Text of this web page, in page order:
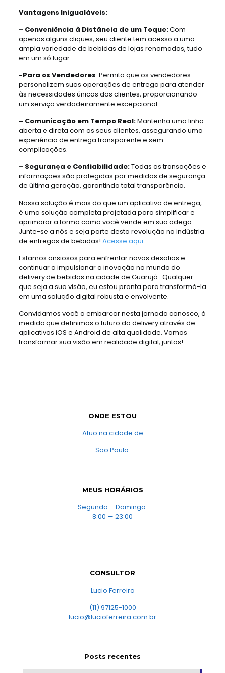
Vantagens Inigualáveis:
– Conveniência à Distância de um Toque:Com
apenas alguns cliques, seu cliente tem acesso a uma
ampla variedade de bebidas de lojas renomadas, tudo
em um só lugar.
-Para os Vendedores: Permita que os vendedores
personalizem suas operações de entrega para atender
às necessidades únicas dos clientes, proporcionando
um serviço verdadeiramente excepcional.
– Comunicação em Tempo Real:Mantenha uma linha
aberta e direta com os seus clientes, assegurando uma
experiência de entrega transparente e sem
complicações.
– Segurança e Confiabilidade:Todas as transações e
informações são protegidas por medidas de segurança
de última geração, garantindo total transparência.
Nossa solução é mais do que um aplicativo de entrega,
é uma solução completa projetada para simplificar e
aprimorar a forma como você vende em sua adega.
Junte-se a nós e seja parte desta revolução na indústria
de entregas de bebidas! Acesse aqui.
Estamos ansiosos para enfrentar novos desafios e
continuar a impulsionar a inovação no mundo do
delivery de bebidas na cidade de Guarujá . Qualquer
que seja a sua visão, eu estou pronta para transformá-la
em uma solução digital robusta e envolvente.
Convidamos você a embarcar nesta jornada conosco, à
medida que definimos o futuro do delivery através de
aplicativos iOS e Android de alta qualidade. Vamos
transformar sua visão em realidade digital, juntos!
ONDE ESTOU
Atuo na cidade de
Sao Paulo.
MEUS HORÁRIOS
Segunda – Domingo:
8:00 — 23:00
CONSULTOR
Lucio Ferreira
(11) 97125-1000
lucio@lucioferreira.com.br
Posts recentes